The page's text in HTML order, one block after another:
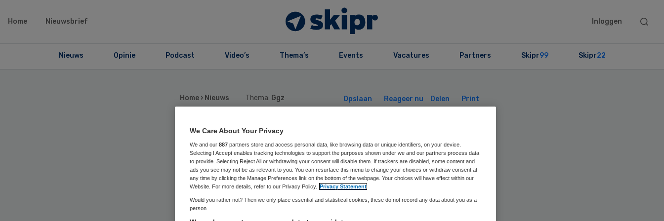
Home Nieuwsbrief Inloggen
Search
Nieuws Opinie Podcast Video’s Thema’s Events Vacatures Partners Skipr99 Skipr22
Home › Nieuws Thema: Ggz Opslaan Reageer nu Delen Print
Wienand Remkes lid
rvt GGMD
We Care About Your Privacy
We and our 887 partners store and access personal data, like browsing data or unique identifiers, on your device.
Selecting I Accept enables tracking technologies to support the purposes shown under we and our partners process data
to provide. Selecting Reject All or withdrawing your consent will disable them. If trackers are disabled, some content and
ads you see may not be as relevant to you. You can resurface this menu to change your choices or withdraw consent at
any time by clicking the Manage Preferences link on the bottom of the webpage. Your choices will have effect within our
Website. For more details, refer to our Privacy Policy. Privacy Statement
Would you rather not? Then we only place essential and statistical cookies, these do not record any data about you as a
person